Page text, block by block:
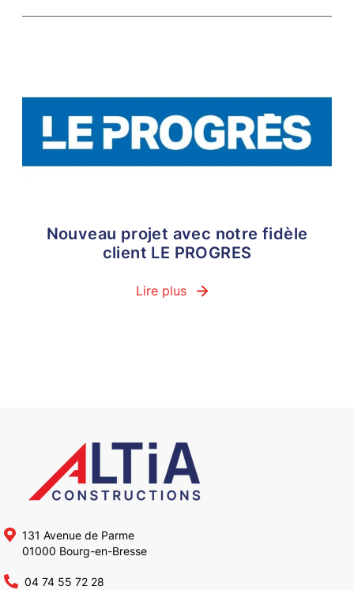
Nouveau projet avec notre fidèle
client LE PROGRES
Lire plus
131 Avenue de Parme
01000 Bourg-en-Bresse
04 74 55 72 28